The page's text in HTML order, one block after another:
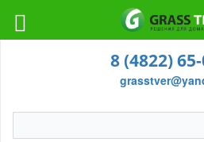
8 (4822)